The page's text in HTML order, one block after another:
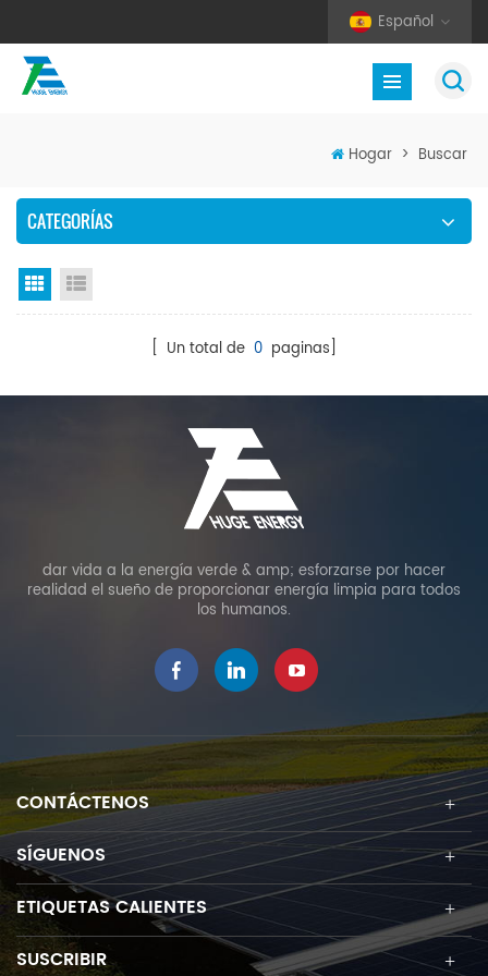
Español
Hogar > Buscar
CATEGORÍAS
Vista en cuadrícula
[ Un total de 0 paginas]
dar vida a la energía verde & amp; esforzarse por hacer
realidad el sueño de proporcionar energía limpia para todos
los humanos.
CONTÁCTENOS
SÍGUENOS
ETIQUETAS CALIENTES
SUSCRIBIR